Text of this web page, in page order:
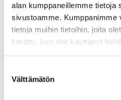
alan kumppaneillemme tietoja
sivustoamme. Kumppanimme
tietoja muihin tietoihin, joita
kerätty, kun olet käyttänyt
valinta
Välttämätön